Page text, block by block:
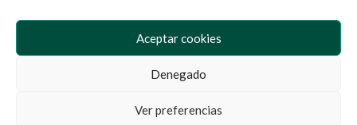
Aceptar cookies
Denegado
Ver preferencias
mínimo
Condiciones de Venta
Política de privacidad